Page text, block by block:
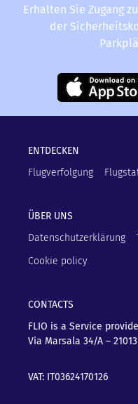
Erhalten Sie Zugang
der
ENTDECKEN
Flugverfolgung
ÜBER UNS
Datenschutzerklärung
Cookie policy
CONTACTS
FLIO is a Service
Via Marsala 34/A – 21013
VAT: IT03624170126